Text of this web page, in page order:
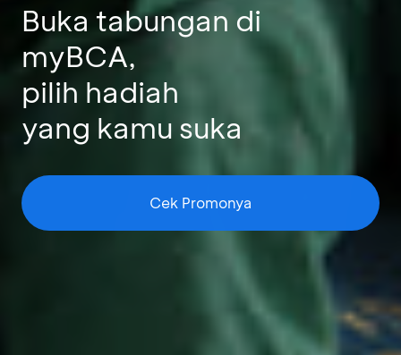
Buka tabungan di
myBCA,
pilih hadiah
yang kamu suka
Cek Promonya